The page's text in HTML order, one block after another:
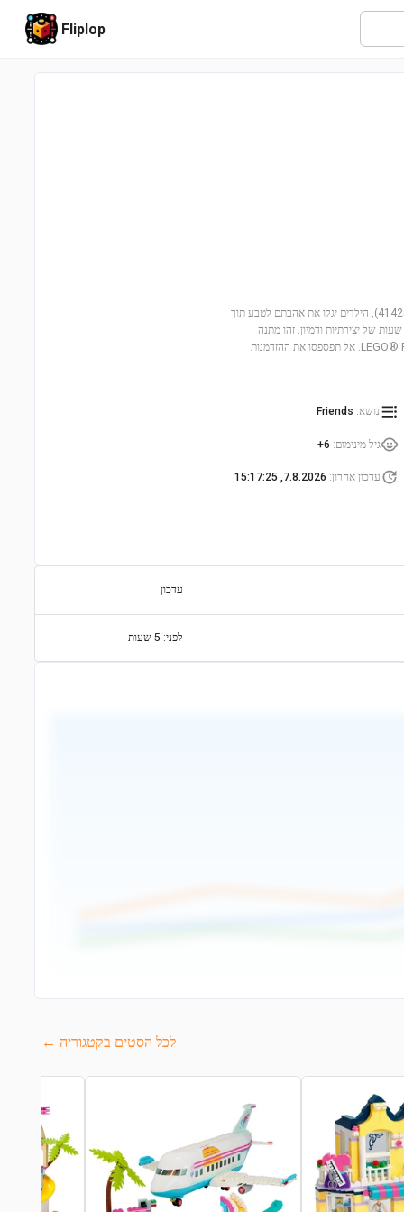
Fliplop
הצטרפו לאוליביה לחוויה צבעונית בגן הפרחים שלה! עם הסט גן הפרחים של אוליביה (41425), הילדים יגלו את אהבתם לטבע תוך
ומציע שעות של יצירתיות ודמיון. זהו מתנה
מושלמת לילדים מגיל 6 ומעלה, שמזמינה אותם לחקור את העולם המופלא של LEGO® Friends. אל תפספסו את ההזדמנות
נושא:
Friends
גיל מינימום:
6+
עדכון אחרון:
7.8.2026, 15:17:25
עדכון
לפני: 5 שעות
לכל הסטים בקטגוריה ←